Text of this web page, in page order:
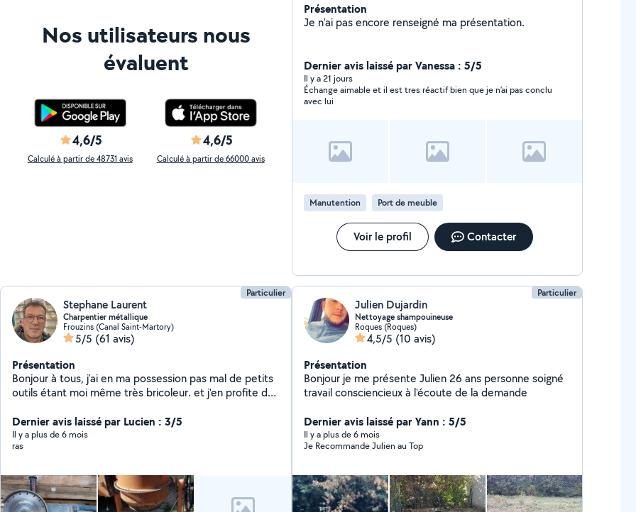
Nos utilisateurs nous
évaluent
4,6/5
Calculé à partir de 48731 avis
4,6/5
Calculé à partir de 66000 avis
Présentation
Je n'ai pas encore renseigné ma présentation.
Dernier avis laissé par Vanessa : 5/5
Il y a 21 jours
Échange aimable et il est tres réactif bien que je n’ai pas conclu
avec lui
Manutention Port de meuble
Voir le profil Contacter
Particulier
Stephane Laurent
Charpentier métallique
Frouzins (Canal Saint-Martory)
5/5 (61 avis)
Présentation
Bonjour à tous, j'ai en ma possession pas mal de petits
outils étant moi même très bricoleur. et j'en profite de
perceuse, perforateur, visseuse , bétonnière électrique
Dernier avis laissé par Lucien : 3/5
Il y a plus de 6 mois
ras
Particulier
Julien Dujardin
Nettoyage shampouineuse
Roques (Roques)
4,5/5 (10 avis)
Présentation
Bonjour je me présente Julien 26 ans personne soigné
travail consciencieux à l'écoute de la demande
Dernier avis laissé par Yann : 5/5
Il y a plus de 6 mois
Je Recommande Julien au Top